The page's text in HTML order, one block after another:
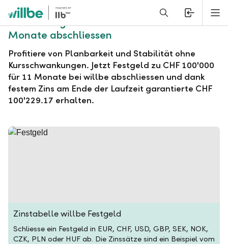
Alerts.Headline
willbe Festgeld zu CHF 100'000 für 11
Monate abschliessen
Profitiere von Planbarkeit und Stabilität ohne
Kursschwankungen. Jetzt Festgeld zu CHF 100'000
für 11 Monate bei willbe abschliessen und dank
festem Zins am Ende der Laufzeit garantierte CHF
100'229.17 erhalten.
Zinstabelle willbe Festgeld
Schliesse ein Festgeld in EUR, CHF, USD, GBP, SEK, NOK,
CZK, PLN oder HUF ab. Die Zinssätze sind ein Beispiel vom